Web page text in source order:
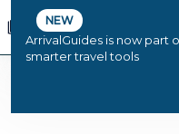
NEW
ArrivalGuides is now part
smarter travel tools